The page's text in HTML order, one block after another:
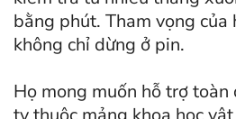
bằng phút. Tham vọng của
không chỉ dừng ở pin.
Họ mong muốn hỗ trợ toàn